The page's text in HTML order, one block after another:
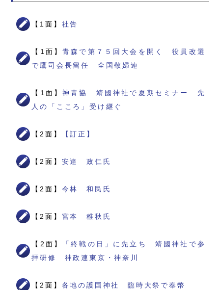
【1面】 社告
【1面】青森で第７５回大会を開く 役員改選
で鷹司会長留任 全国敬婦連
【1面】神青協 靖國神社で夏期セミナー 先
人の「こころ」受け継ぐ
【2面】 【訂正】
【2面】 安達 政仁氏
【2面】 今林 和民氏
【2面】 宮本 稚秋氏
【2面】
「終戦の日」に先立ち 靖國神社で参
拝研修 神政連東京・神奈川
【2面】 各地の護国神社 臨時大祭で奉幣